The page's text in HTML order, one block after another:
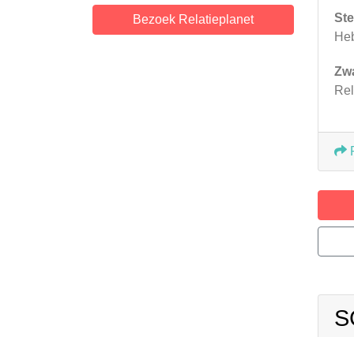
Bezoek Relatieplanet